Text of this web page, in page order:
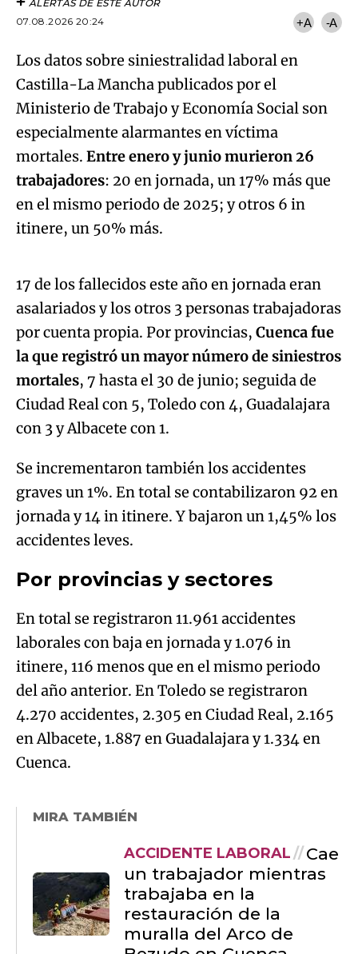
ALERTAS DE ESTE AUTOR
07.08.2026 20:24
+A -A
Los datos sobre siniestralidad laboral en
Castilla-La Mancha publicados por el
Ministerio de Trabajo y Economía Social son
especialmente alarmantes en víctima
mortales. Entre enero y junio murieron 26
trabajadores: 20 en jornada, un 17% más que
en el mismo periodo de 2025; y otros 6 in
itinere, un 50% más.Algo salió mal.
Try again
17 de los fallecidos este año en jornada eran
asalariados y los otros 3 personas trabajadoras
por cuenta propia. Por provincias, Cuenca fue
la que registró un mayor número de siniestros
mortales, 7 hasta el 30 de junio; seguida de
Ciudad Real con 5, Toledo con 4, Guadalajara
con 3 y Albacete con 1.
Se incrementaron también los accidentes
graves un 1%. En total se contabilizaron 92 en
jornada y 14 in itinere. Y bajaron un 1,45% los
accidentes leves.
Por provincias y sectores
En total se registraron 11.961 accidentes
laborales con baja en jornada y 1.076 in
itinere, 116 menos que en el mismo periodo
del año anterior. En Toledo se registraron
4.270 accidentes, 2.305 en Ciudad Real, 2.165
en Albacete, 1.887 en Guadalajara y 1.334 en
Cuenca.
MIRA TAMBIÉN
ACCIDENTE LABORAL
Cae
un trabajador mientras
trabajaba en la
restauración de la
muralla del Arco de